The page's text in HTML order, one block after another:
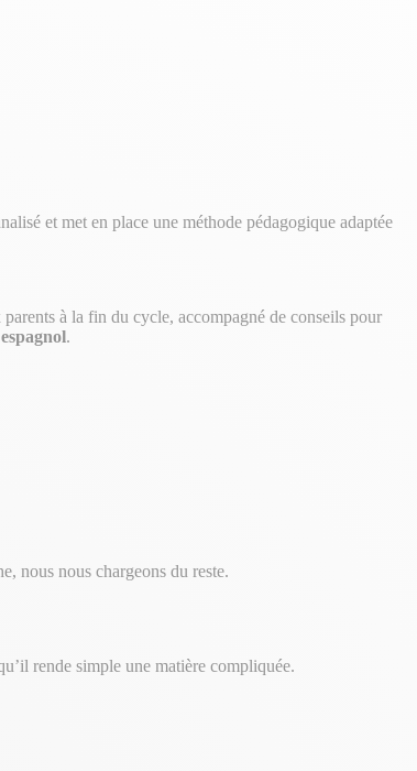
et met en place une méthode pédagogique adaptée
à la fin du cycle, accompagné de conseils pour
.
nous nous chargeons du reste.
rende simple une matière compliquée.